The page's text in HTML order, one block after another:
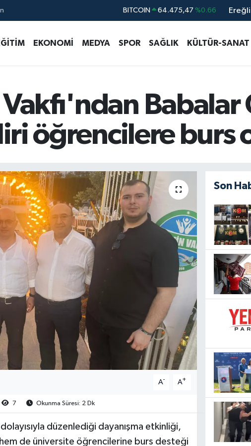
DOLAR 47,5986 %0.06
STERLİN 64,2438 %0.21
Ereğli
EKONOMİ MEDYA SPOR SAĞLIK KÜLTÜR-SANAT
Babalar
öğrencilere burs
A- A+
7 Okunma Süresi: 2 Dk
düzenlediği dayanışma etkinliği,
de üniversite öğrencilerine burs desteği
Son